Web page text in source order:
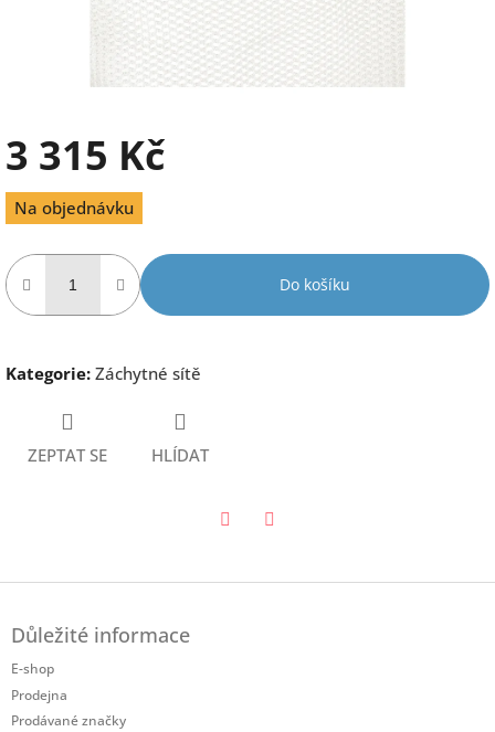
3 315 Kč
Měrná
cena:
Na objednávku
Do košíku
Kategorie: Záchytné sítě
ZEPTAT SE HLÍDAT
Důležité informace
E-shop
Prodejna
Prodávané značky